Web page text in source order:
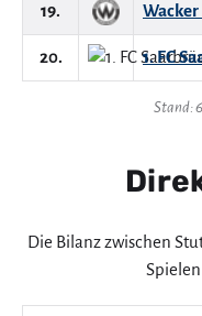
19.
20. 1. FC
Stand:
Die Bilanz zwischen